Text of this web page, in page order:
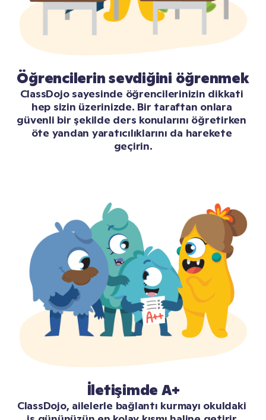
Öğrencilerin sevdiğini öğrenmek
ClassDojo sayesinde öğrencilerinizin dikkati
hep sizin üzerinizde. Bir taraftan onlara
güvenli bir şekilde ders konularını öğretirken
öte yandan yaratıcılıklarını da harekete
geçirin.
İletişimde A+
ClassDojo, ailelerle bağlantı kurmayı okuldaki